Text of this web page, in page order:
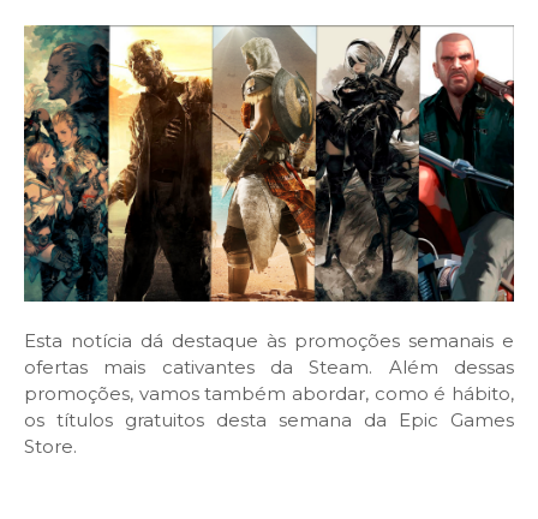
Esta notícia dá destaque às promoções semanais e
ofertas mais cativantes da Steam. Além dessas
promoções, vamos também abordar, como é hábito,
os títulos gratuitos desta semana da Epic Games
Store.